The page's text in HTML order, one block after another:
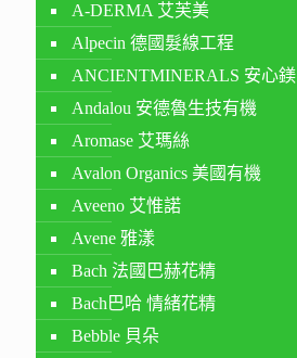
A-DERMA 艾芙美
Alpecin 德國髮線工程
ANCIENTMINERALS 安心鎂
Andalou 安德魯生技有機
Aromase 艾瑪絲
Avalon Organics 美國有機
Aveeno 艾惟諾
Avene 雅漾
Bach 法國巴赫花精
Bach巴哈 情緒花精
Bebble 貝朵